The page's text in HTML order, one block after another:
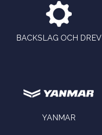
BACKSLAG OCH DREV
YANMAR